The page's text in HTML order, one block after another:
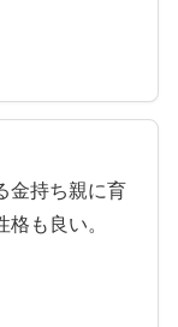
金持ち親に育
も良い。